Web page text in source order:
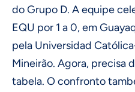
do Grupo D. A equipe
EQU por 1 a 0, em
pela Universidad
Mineirão. Agora, precisa
tabela. O confronto